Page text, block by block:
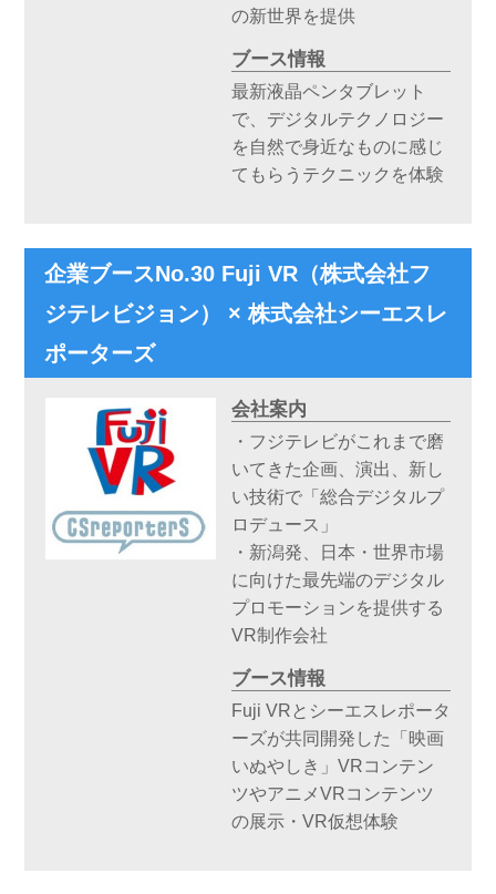
の新世界を提供
ブース情報
最新液晶ペンタブレット
で、デジタルテクノロジー
を自然で身近なものに感じ
てもらうテクニックを体験
企業ブースNo.30 Fuji VR（株式会社フ
ジテレビジョン） × 株式会社シーエスレ
ポーターズ
会社案内
・フジテレビがこれまで磨
いてきた企画、演出、新し
い技術で「総合デジタルプ
ロデュース」
・新潟発、日本・世界市場
に向けた最先端のデジタル
プロモーションを提供する
VR制作会社
ブース情報
Fuji VRとシーエスレポータ
ーズが共同開発した「映画
いぬやしき」VRコンテン
ツやアニメVRコンテンツ
の展示・VR仮想体験